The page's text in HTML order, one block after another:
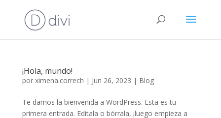
¡Hola, mundo!
por ximena.correch | Jun 26, 2023 | Blog
Te damos la bienvenida a WordPress. Esta es tu
primera entrada. Edítala o bórrala, ¡luego empieza a